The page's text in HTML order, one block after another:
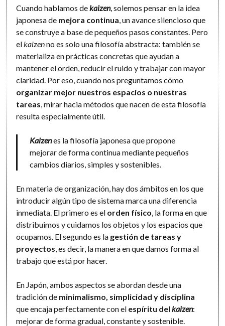
Cuando hablamos de kaizen, solemos pensar en la idea
japonesa de mejora continua , un avance silencioso que
se construye a base de pequeños pasos constantes. Pero
el kaizenno es solo una filosofía abstracta: también se
materializa en prácticas concretas que ayudan a
mantener el orden, reducir el ruido y trabajar con mayor
claridad. Por eso, cuando nos preguntamos cómo
organizar mejor nuestros espacios o nuestras
tareas , mirar hacia métodos que nacen de esta filosofía
resulta especialmente útil.
Kaizenes la filosofía japonesa que propone
mejorar de forma continua mediante pequeños
cambios diarios, simples y sostenibles.
En materia de organización, hay dos ámbitos en los que
introducir algún tipo de sistema marca una diferencia
inmediata. El primero es el orden físico , la forma en que
distribuimos y cuidamos los objetos y los espacios que
ocupamos. El segundo es la gestión de tareas y
proyectos , es decir, la manera en que damos forma al
trabajo que está por hacer.
En Japón, ambos aspectos se abordan desde una
tradición de minimalismo, simplicidad y disciplina
que encaja perfectamente con el espíritu del kaizen:
mejorar de forma gradual, constante y sostenible.